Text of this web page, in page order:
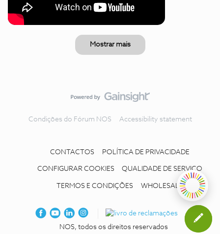
Mostrar mais
Condições do Fórum NOS Accessibility statement
CONTACTOS POLÍTICA DE PRIVACIDADE
CONFIGURAR COOKIES QUALIDADE DE SERVIÇO
TERMOS E CONDIÇÕES WHOLESALE
NOS, todos os direitos reservados